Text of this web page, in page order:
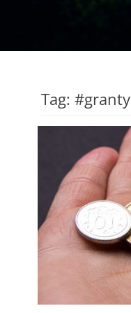
Tag: #granty